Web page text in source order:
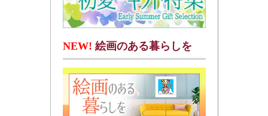
NEW! 絵画のある暮らしを